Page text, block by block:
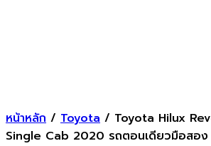
หน้าหลัก / Toyota / Toyota Hilux
Single Cab 2020 รถตอนเดียวมือสอง